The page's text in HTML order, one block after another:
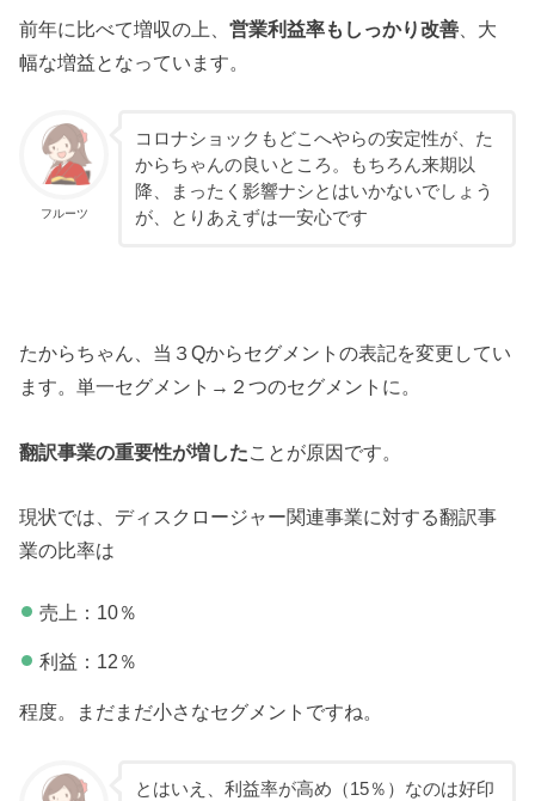
前年に比べて増収の上、営業利益率もしっかり改善 、大
幅な増益となっています。
フルーツ
コロナショックもどこへやらの安定性が、た
からちゃんの良いところ。もちろん来期以
降、まったく影響ナシとはいかないでしょう
が、とりあえずは一安心です
たからちゃん、当３Qからセグメントの表記を変更してい
ます。単一セグメント→２つのセグメントに。
翻訳事業の重要性が増したことが原因です。
現状では、ディスクロージャー関連事業に対する翻訳事
業の比率は
売上：10％
利益：12％
程度。まだまだ小さなセグメントですね。
とはいえ、利益率が高め（15％）なのは好印